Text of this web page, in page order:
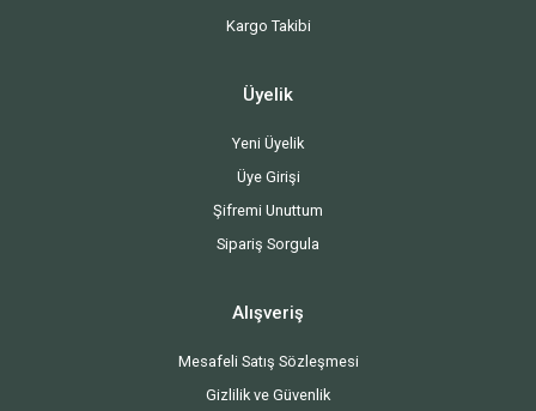
Kargo Takibi
Üyelik
Yeni Üyelik
Üye Girişi
Şifremi Unuttum
Sipariş Sorgula
Alışveriş
Mesafeli Satış Sözleşmesi
Gizlilik ve Güvenlik